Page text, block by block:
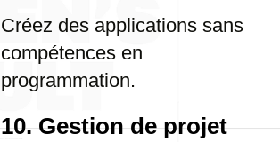
Créez des applications sans
compétences en
programmation.
10. Gestion de projet